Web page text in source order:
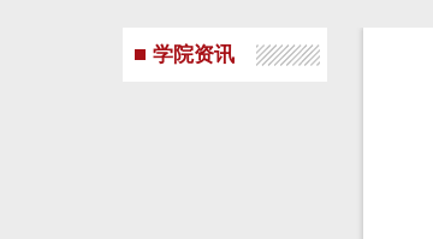
学院资讯